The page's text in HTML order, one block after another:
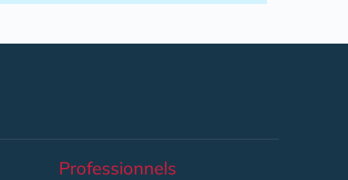
Professionnels